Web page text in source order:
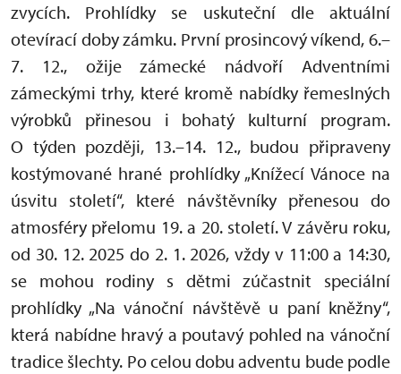
zvycích. Prohlídky se uskuteční dle aktuální
otevírací doby zámku. První prosincový víkend, 6.–
7. 12., ožije zámecké nádvoří Adventními
zámeckými trhy, které kromě nabídky řemeslných
výrobků přinesou i bohatý kulturní program.
O týden později, 13.–14. 12., budou připraveny
kostýmované hrané prohlídky „Knížecí Vánoce na
úsvitu století“, které návštěvníky přenesou do
atmosféry přelomu 19. a 20. století. V závěru roku,
od 30. 12. 2025 do 2. 1. 2026, vždy v 11:00 a 14:30,
se mohou rodiny s dětmi zúčastnit speciální
prohlídky „Na vánoční návštěvě u paní kněžny“,
která nabídne hravý a poutavý pohled na vánoční
tradice šlechty. Po celou dobu adventu bude podle